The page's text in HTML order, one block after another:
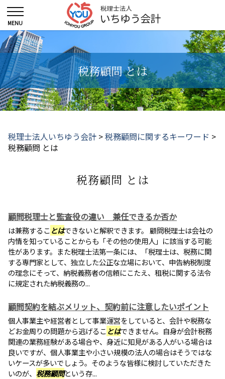
税務顧問 とは
税理士法人いちゆう会計 >税務顧問に関するキーワード >
税務顧問 とは
税務顧問 とは
顧問税理士と監査役の違い 兼任できるか否か
は兼務することはできないと解釈できます。 顧問税理士は会社の
内情を知っていることからも「その他の使用人」に該当する可能
性があります。また税理士法第一条には、「税理士は、税務に関
する専門家として、独立した公正な立場において、申告納税制度
の理念にそって、納税義務者の信頼にこたえ、租税に関する法令
に規定された納税義務の...
顧問契約を結ぶメリット、契約前に注意したいポイント
個人事業主や経営者として事業運営をしていると、会計や税務な
どお金周りの問題から逃げることはできません。自身が会計税務
関連の業務経験がある場合や、身近に知見がある人がいる場合は
良いですが、個人事業主や小さい規模の法人の場合はそうではな
いケースが多いでしょう。そのような皆様に検討していただきた
いのが、 税務顧問という存...